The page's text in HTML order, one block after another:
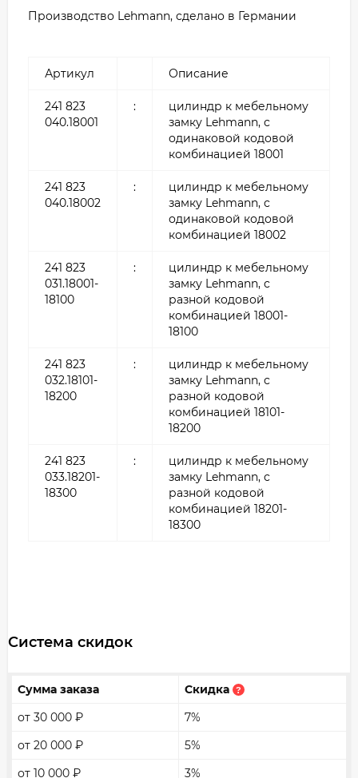
Производство Lehmann, сделано в Германии
Артикул Описание
241 823
040.18001
:
цилиндр к мебельному
замку Lehmann, с
одинаковой кодовой
комбинацией 18001
241 823
040.18002
:
цилиндр к мебельному
замку Lehmann, с
одинаковой кодовой
комбинацией 18002
241 823
031.18001-
18100
:
цилиндр к мебельному
замку Lehmann, с
разной кодовой
комбинацией 18001-
18100
241 823
032.18101-
18200
:
цилиндр к мебельному
замку Lehmann, с
разной кодовой
комбинацией 18101-
18200
241 823
033.18201-
18300
:
цилиндр к мебельному
замку Lehmann, с
разной кодовой
комбинацией 18201-
18300
Система скидок
Сумма заказа Скидка ?
от 30 000 ₽
7%
от 20 000 ₽
5%
от 10 000 ₽ 3%